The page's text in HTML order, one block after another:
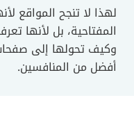
لهذا لا تنجح المواقع
المفتاحية، بل لأنها
وكيف تحولها إلى
أفضل من المنافسين.